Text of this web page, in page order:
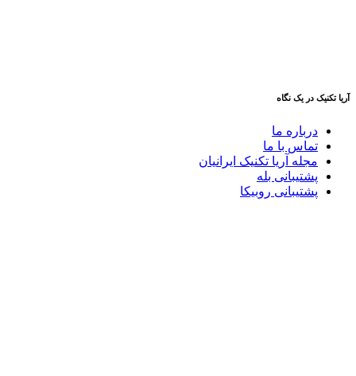
آریا تکنیک در یک نگاه
درباره ما
تماس با ما
مجله آریا تکنیک ایرانیان
پشتیبانی بله
پشتیبانی روبیکا